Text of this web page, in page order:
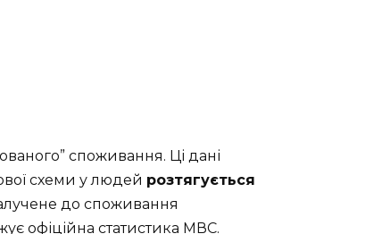
споживання. Ці дані
схеми у людей розтягується
до споживання
офіційна статистика МВС.